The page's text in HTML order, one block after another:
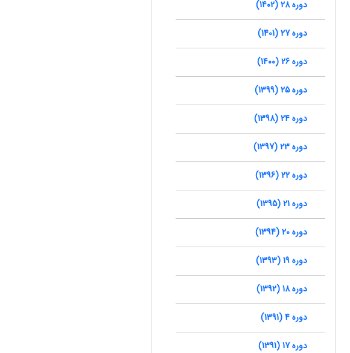
دوره 28 (1402)
دوره 27 (1401)
دوره 26 (1400)
دوره 25 (1399)
دوره 24 (1398)
دوره 23 (1397)
دوره 22 (1396)
دوره 21 (1395)
دوره 20 (1394)
دوره 19 (1393)
دوره 18 (1392)
دوره 4 (1391)
دوره 17 (1391)